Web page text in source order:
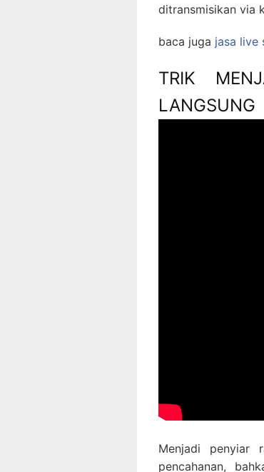
ditransmisikan via
baca juga jasa live
TRIK
LANGSUNG
Menjadi penyiar
pencahanan,